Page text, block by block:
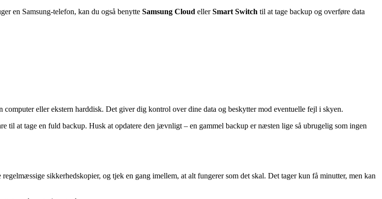
en Samsung-telefon, kan du også benytte Samsung Cloud ellerSmart Switch til at tage backup og overføre data
eller ekstern harddisk. Det giver dig kontrol over dine data og beskytter mod eventuelle fejl i skyen.
at tage en fuld backup. Husk at opdatere den jævnligt – en gammel backup er næsten lige så ubrugelig som ingen
sikkerhedskopier, og tjek en gang imellem, at alt fungerer som det skal. Det tager kun få minutter, men kan